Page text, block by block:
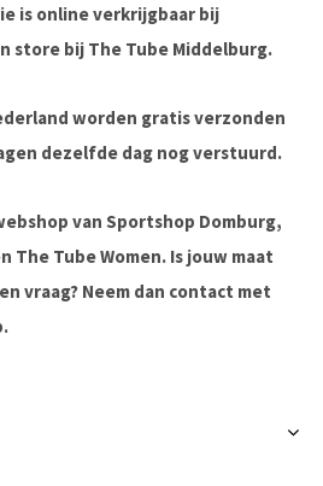
is online verkrijgbaar bij
store bij The Tube Middelburg.
worden gratis verzonden
dezelfde dag nog verstuurd.
van Sportshop Domburg,
The Tube Women. Is jouw maat
vraag? Neem dan contact met